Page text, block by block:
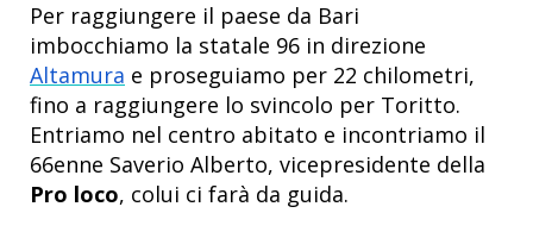
Per raggiungere il paese da Bari
imbocchiamo la statale 96 in direzione
Altamura e proseguiamo per 22 chilometri,
fino a raggiungere lo svincolo per Toritto.
Entriamo nel centro abitato e incontriamo il
66enne Saverio Alberto, vicepresidente della
Pro loco, colui ci farà da guida.